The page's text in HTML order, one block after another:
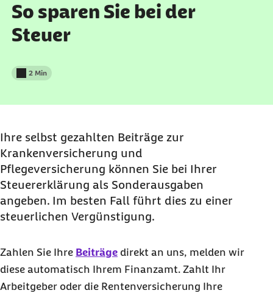
So sparen Sie bei der
Steuer
Lesedauer weniger als
2 Min
Ihre selbst gezahlten Beiträge zur
Krankenversicherung und
Pflegeversicherung können Sie bei Ihrer
Steuererklärung als Sonderausgaben
angeben. Im besten Fall führt dies zu einer
steuerlichen Vergünstigung.
Zahlen Sie Ihre Beiträge direkt an uns, melden wir
diese automatisch Ihrem Finanzamt. Zahlt Ihr
Arbeitgeber oder die Rentenversicherung Ihre